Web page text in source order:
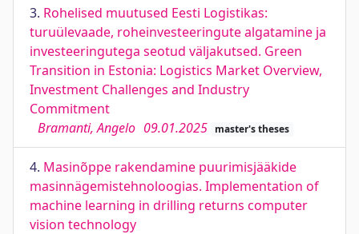
3. Rohelised muutused Eesti Logistikas:
turuülevaade, roheinvesteeringute algatamine ja
investeeringutega seotud väljakutsed. Green
Transition in Estonia: Logistics Market Overview,
Investment Challenges and Industry
Commitment
Bramanti, Angelo 09.01.2025 master's theses
4. Masinõppe rakendamine puurimisjääkide
masinnägemistehnoloogias. Implementation of
machine learning in drilling returns computer
vision technology